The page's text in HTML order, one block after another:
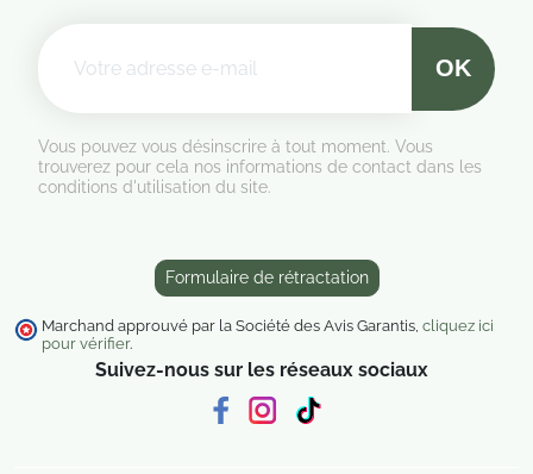
Vous pouvez vous désinscrire à tout moment. Vous
trouverez pour cela nos informations de contact dans les
conditions d'utilisation du site.
Formulaire de rétractation
Marchand approuvé par la Société des Avis Garantis, cliquez ici
pour vérifier.
Suivez-nous sur les réseaux sociaux